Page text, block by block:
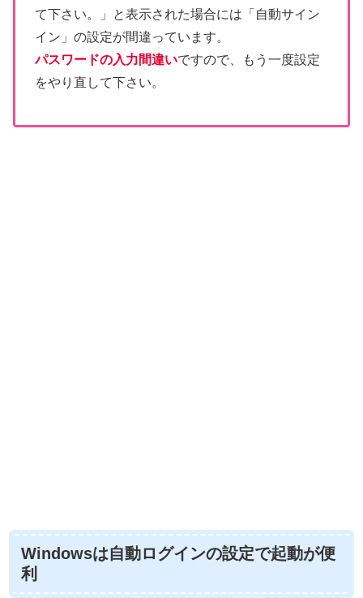
て下さい。」と表示された場合には「自動サイン
イン」の設定が間違っています。
パスワードの入力間違いですので、もう一度設定
をやり直して下さい。
Windowsは自動ログインの設定で起動が便
利